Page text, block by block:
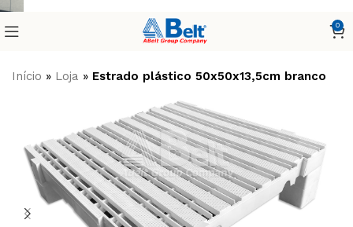
0
Início » Loja » Estrado plástico 50x50x13,5cm branco